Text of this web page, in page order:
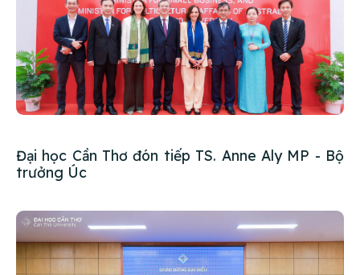
Đại học Cần Thơ đón tiếp TS. Anne Aly MP - Bộ
trưởng Úc